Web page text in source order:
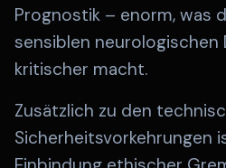
Prognostik – enorm, was
sensiblen neurologischen
kritischer macht.
Zusätzlich zu den
Sicherheitsvorkehrungen